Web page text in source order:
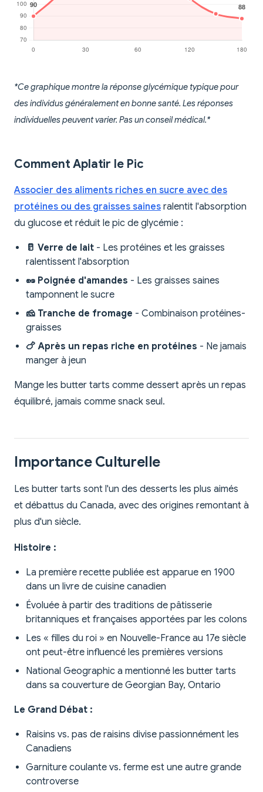
*Ce graphique montre la réponse glycémique typique pour
des individus généralement en bonne santé. Les réponses
individuelles peuvent varier. Pas un conseil médical.*
Comment Aplatir le Pic
Associer des aliments riches en sucre avec des
protéines ou des graisses saines ralentit l'absorption
du glucose et réduit le pic de glycémie :
🥛 Verre de lait - Les protéines et les graisses
ralentissent l'absorption
🥜 Poignée d'amandes - Les graisses saines
tamponnent le sucre
🧀 Tranche de fromage - Combinaison protéines-
graisses
🍗 Après un repas riche en protéines - Ne jamais
manger à jeun
Mange les butter tarts comme dessert après un repas
équilibré, jamais comme snack seul.
Importance Culturelle
Les butter tarts sont l'un des desserts les plus aimés
et débattus du Canada, avec des origines remontant à
plus d'un siècle.
Histoire :
La première recette publiée est apparue en 1900
dans un livre de cuisine canadien
Évoluée à partir des traditions de pâtisserie
britanniques et françaises apportées par les colons
Les « filles du roi » en Nouvelle-France au 17e siècle
ont peut-être influencé les premières versions
National Geographic a mentionné les butter tarts
dans sa couverture de Georgian Bay, Ontario
Le Grand Débat :
Raisins vs. pas de raisins divise passionnément les
Canadiens
Garniture coulante vs. ferme est une autre grande
controverse